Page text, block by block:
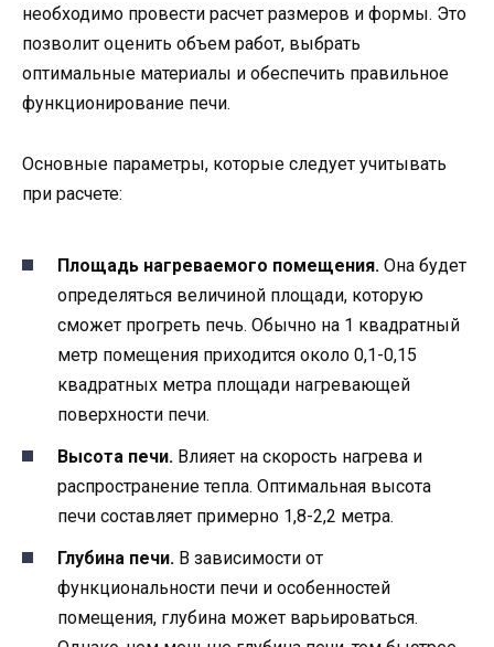
необходимо провести расчет размеров и формы. Это
позволит оценить объем работ, выбрать
оптимальные материалы и обеспечить правильное
функционирование печи.
Основные параметры, которые следует учитывать
при расчете:
Площадь нагреваемого помещения. Она будет
определяться величиной площади, которую
сможет прогреть печь. Обычно на 1 квадратный
метр помещения приходится около 0,1-0,15
квадратных метра площади нагревающей
поверхности печи.
Высота печи. Влияет на скорость нагрева и
распространение тепла. Оптимальная высота
печи составляет примерно 1,8-2,2 метра.
Глубина печи. В зависимости от
функциональности печи и особенностей
помещения, глубина может варьироваться.